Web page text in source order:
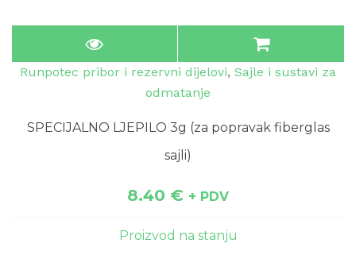
Runpotec pribor i rezervni dijelovi, Sajle i sustavi za
odmatanje
SPECIJALNO LJEPILO 3g (za popravak fiberglas
sajli)
8.40 € + PDV
Proizvod na stanju